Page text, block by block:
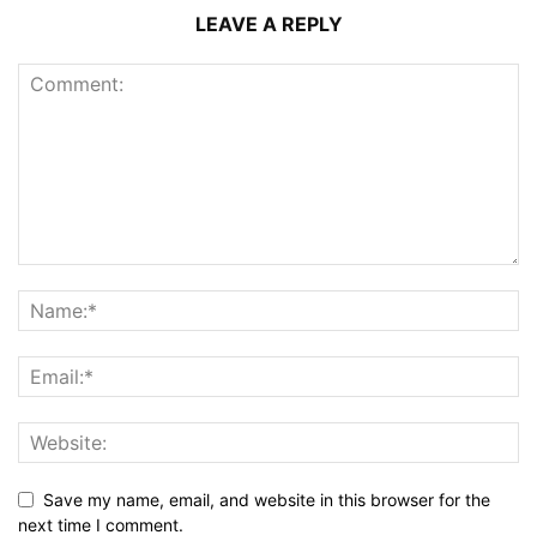
LEAVE A REPLY
Save my name, email, and website in this browser for the
next time I comment.